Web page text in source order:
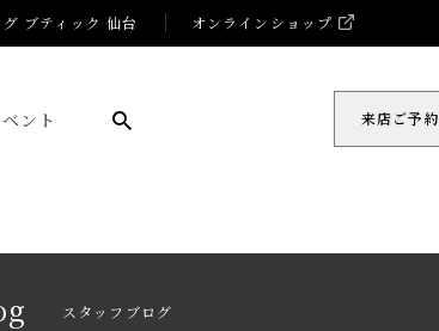
ブティック 仙台 オンラインショップ
ント 来店ご予約
スタッフブログ